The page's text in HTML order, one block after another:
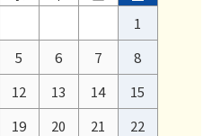
1
5 6 7
8
12 13 14
15
19 20 21
22